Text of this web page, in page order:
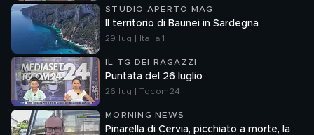
STUDIO APERTO MAG
Il territorio di Baunei in Sardegna
29 lug | Italia 1
IL TG DEI RAGAZZI
Puntata del 26 luglio
26 lug | Tgcom24
MORNING NEWS
Pinarella di Cervia, picchiato a morte, la